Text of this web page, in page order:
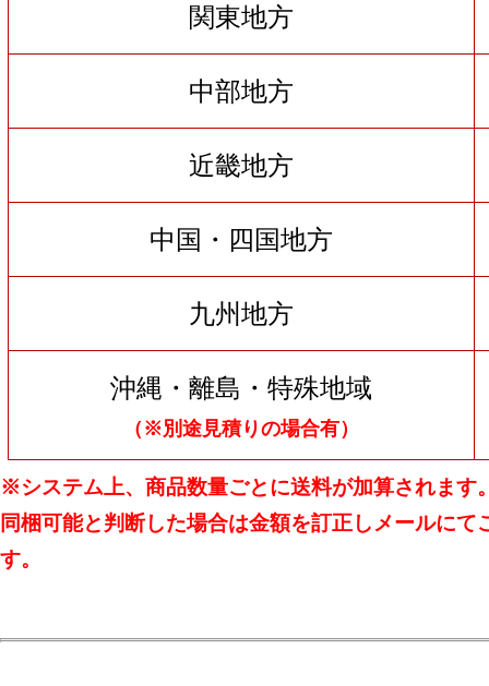
関東地方
中部地方
近畿地方
中国・四国地方
九州地方
沖縄・離島・特殊地域
（※別途見積りの場合有）
※システム上、商品数量ごとに送料が加算されます
同梱可能と判断した場合は金額を訂正しメールにて
す。